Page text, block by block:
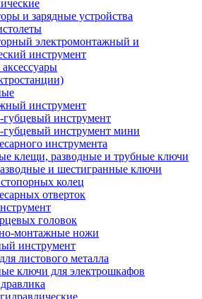
и зарядные устройства
электромонтажный и
инструмент
инструмент
инструмент
инструмент мини
инструмента
клещи, разводные и трубные ключи
и шестигранные ключи
колец
отверток
головок
монтажные ножи
инструмент
листового металла
ключи для электрошкафов